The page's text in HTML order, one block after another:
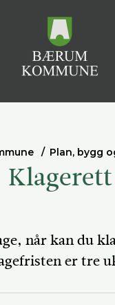
Plan, bygg
Klagerett
når kan du
er tre